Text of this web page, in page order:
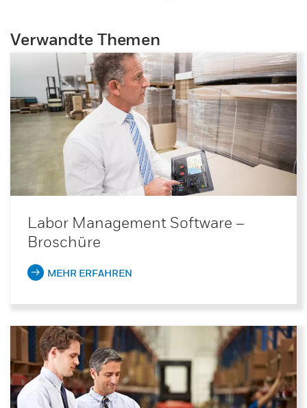
Verwandte Themen
Labor Management Software –
Broschüre
MEHR ERFAHREN